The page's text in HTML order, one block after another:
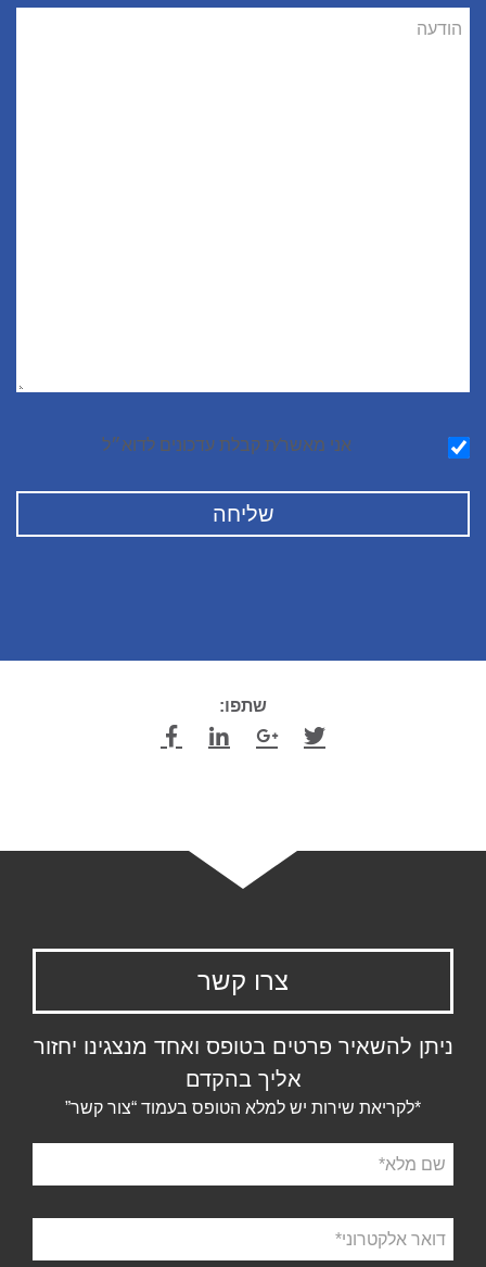
הודעה
אני מאשר∕ת קבלת עדכונים לדוא״ל
שתפו:
צרו קשר
ניתן להשאיר פרטים בטופס ואחד מנצגינו יחזור
אליך בהקדם
*לקריאת שירות יש למלא הטופס בעמוד “צור קשר”
שם
מלא
דואר
אלקטרוני